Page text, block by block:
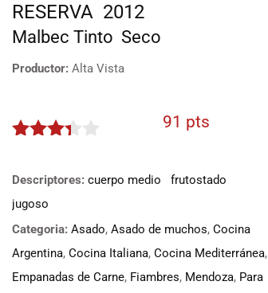
RESERVA 2012
Malbec Tinto Seco
Productor: Alta Vista
91 pts
Descriptores: cuerpo medio
frutostado
jugoso
Categoria: Asado, Asado de muchos, Cocina
Argentina, Cocina Italiana, Cocina Mediterránea,
Empanadas de Carne, Fiambres, Mendoza, Para